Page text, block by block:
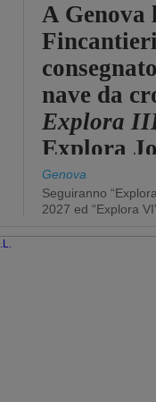
A Genova
nave da
Explora
Explora
Genova
Seguiranno
2027 ed “Explora